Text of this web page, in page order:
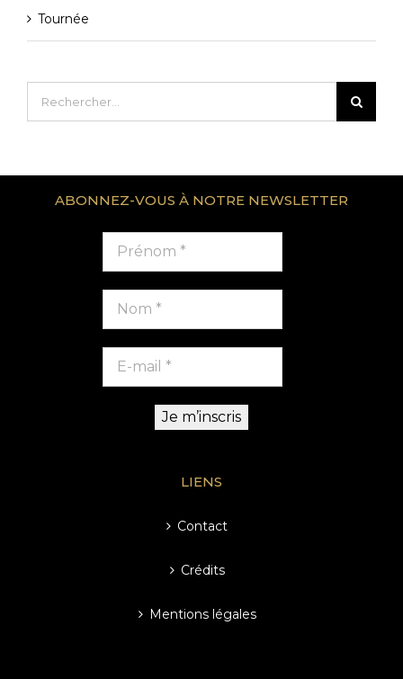
Tournée
Rechercher:
ABONNEZ-VOUS À NOTRE NEWSLETTER
LIENS
Contact
Crédits
Mentions légales